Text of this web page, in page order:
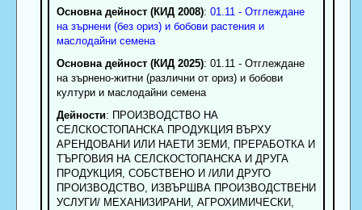
Основна дейност (КИД 2008): 01.11 - Отглеждане
на зърнени (без ориз) и бобови растения и
маслодайни семена
Основна дейност (КИД 2025): 01.11 - Отглеждане
на зърнено-житни (различни от ориз) и бобови
култури и маслодайни семена
Дейности: ПРОИЗВОДСТВО НА
СЕЛСКОСТОПАНСКА ПРОДУКЦИЯ ВЪРХУ
АРЕНДОВАНИ ИЛИ НАЕТИ ЗЕМИ, ПРЕРАБОТКА И
ТЪРГОВИЯ НА СЕЛСКОСТОПАНСКА И ДРУГА
ПРОДУКЦИЯ, СОБСТВЕНО И /ИЛИ ДРУГО
ПРОИЗВОДСТВО, ИЗВЪРШВА ПРОИЗВОДСТВЕНИ
УСЛУГИ/ МЕХАНИЗИРАНИ, АГРОХИМИЧЕСКИ,